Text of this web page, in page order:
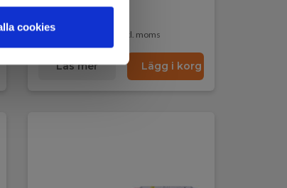
cookies
På lager
1 195,00 SEK Exkl. moms
Läs mer Lägg i korg